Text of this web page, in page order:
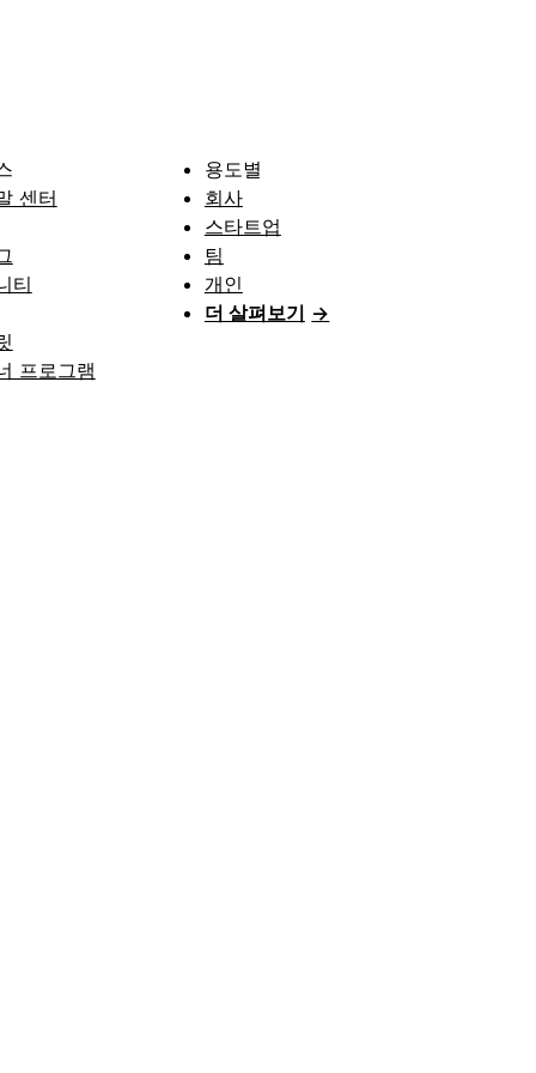
센터
티
프로그램
용도별
회사
스타트업
팀
개인
더 살펴보기 →